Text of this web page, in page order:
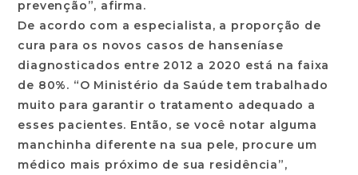
prevenção”, afirma.
De acordo com a especialista, a proporção de
cura para os novos casos de hanseníase
diagnosticados entre 2012 a 2020 está na faixa
de 80%. “O Ministério da Saúde tem trabalhado
muito para garantir o tratamento adequado a
esses pacientes. Então, se você notar alguma
manchinha diferente na sua pele, procure um
médico mais próximo de sua residência”,